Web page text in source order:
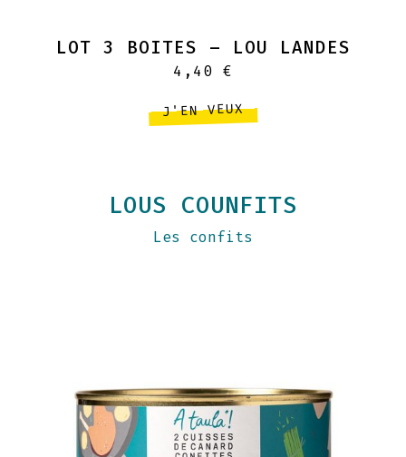
LOT 3 BOITES – LOU LANDES
4,40 €
J'EN VEUX
LOUS COUNFITS
Les confits